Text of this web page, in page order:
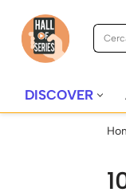
Vai
DISCOVER